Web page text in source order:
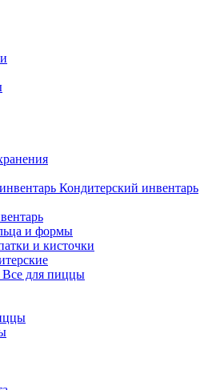
Кондитерский инвентарь
и формы
и кисточки
Все для пиццы